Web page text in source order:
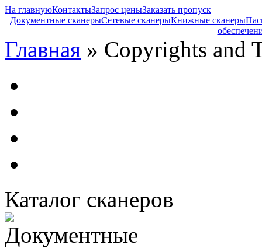
На главнуюКонтактыЗапрос ценыЗаказать пропуск
Документные сканерыСетевые сканерыКнижные сканеры
Главная » Copyrights and
Каталог сканеров